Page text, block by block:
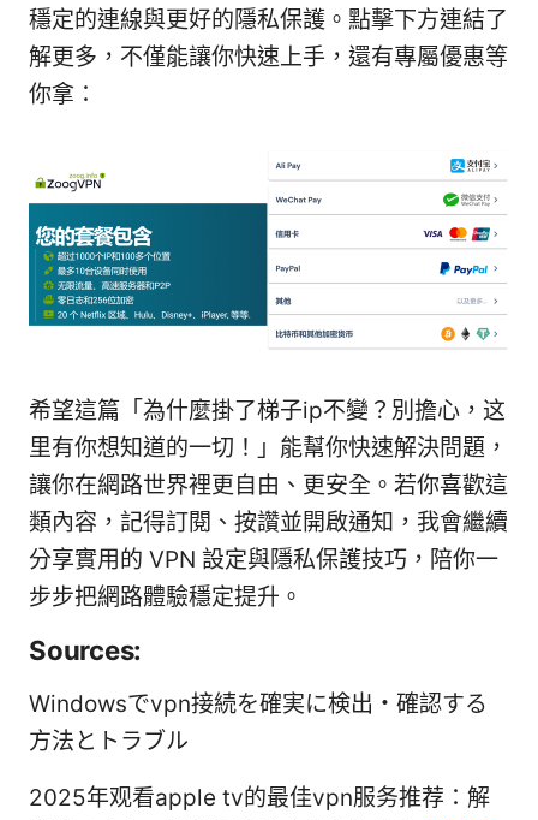
穩定的連線與更好的隱私保護。點擊下方連結了
解更多，不僅能讓你快速上手，還有專屬優惠等
你拿：
希望這篇「為什麼掛了梯子ip不變？別擔心，这
里有你想知道的一切！」能幫你快速解決問題，
讓你在網路世界裡更自由、更安全。若你喜歡這
類內容，記得訂閱、按讚並開啟通知，我會繼續
分享實用的 VPN 設定與隱私保護技巧，陪你一
步步把網路體驗穩定提升。
Sources:
Windowsでvpn接続を確実に検出・確認する
方法とトラブル
2025年观看apple tv的最佳vpn服务推荐：解